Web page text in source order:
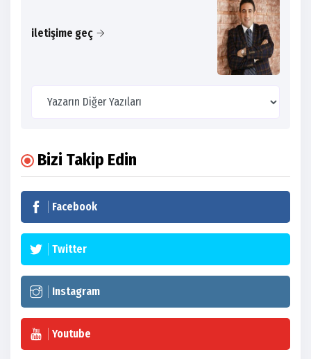
iletişime geç
Bizi Takip Edin
Facebook
Twitter
Instagram
Youtube